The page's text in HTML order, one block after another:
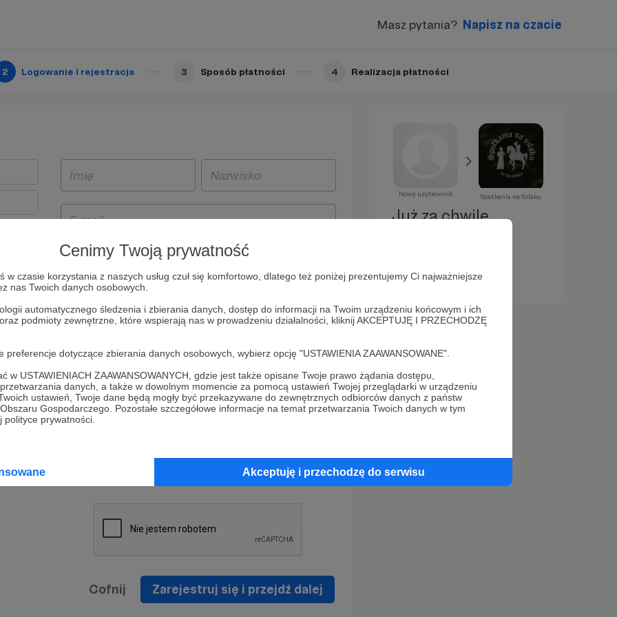
Cenimy Twoją prywatność
w czasie korzystania z naszych usług czuł się komfortowo, dlatego też poniżej prezentujemy Ci najważniejsze
nas Twoich danych osobowych.
automatycznego śledzenia i zbierania danych, dostęp do informacji na Twoim urządzeniu końcowym i ich
podmioty zewnętrzne, które wspierają nas w prowadzeniu działalności, kliknij AKCEPTUJĘ I PRZECHODZĘ
dotyczące zbierania danych osobowych, wybierz opcję "USTAWIENIA ZAAWANSOWANE".
w USTAWIENIACH ZAAWANSOWANYCH, gdzie jest także opisane Twoje prawo żądania dostępu,
danych, a także w dowolnym momencie za pomocą ustawień Twojej przeglądarki w urządzeniu
ustawień, Twoje dane będą mogły być przekazywane do zewnętrznych odbiorców danych z państw
Gospodarczego. Pozostałe szczegółowe informacje na temat przetwarzania Twoich danych w tym
prywatności.
Akceptuję i przechodzę do serwisu
Masz pytania? Napisz na czacie
2 Logowanie i rejestracja 3 Sposób płatności 4 Realizacja płatności
i
będą
z
prawo
na
Politykę Prywatności
* Wyrażam zgodę na przetwarzanie moich danych
osobowych podanych w formularzu rejestracyjnym w celu
prawidłowego świadczenia usług serwisu Patronite.
informacji handlowych - newslettera. Opcja ta może zostać
Cofnij Zarejestruj się i przejdź dalej
Nowy użytkownik Spotkania na Szlaku
Już za chwilę